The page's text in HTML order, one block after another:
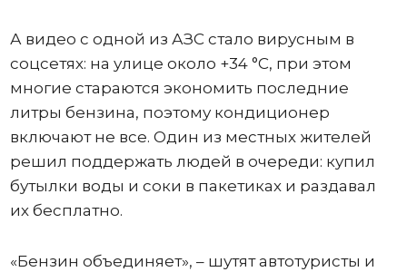
А видео с одной из АЗС стало вирусным в
соцсетях: на улице около +34 °C, при этом
многие стараются экономить последние
литры бензина, поэтому кондиционер
включают не все. Один из местных жителей
решил поддержать людей в очереди: купил
бутылки воды и соки в пакетиках и раздавал
их бесплатно.
«Бензин объединяет», – шутят автотуристы и